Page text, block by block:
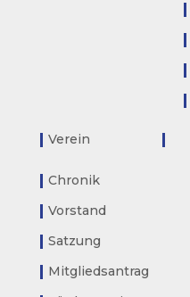
Verein
Chronik
Vorstand
Satzung
Mitgliedsantrag